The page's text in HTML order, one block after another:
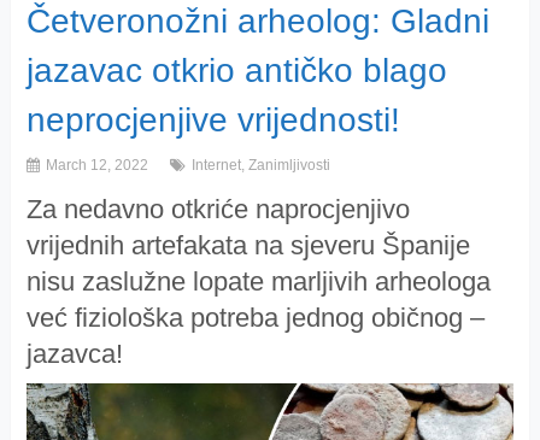
Četveronožni arheolog: Gladni
jazavac otkrio antičko blago
neprocjenjive vrijednosti!
March 12, 2022 Internet, Zanimljivosti
Za nedavno otkriće naprocjenjivo
vrijednih artefakata na sjeveru Španije
nisu zaslužne lopate marljivih arheologa
već fiziološka potreba jednog običnog –
jazavca!